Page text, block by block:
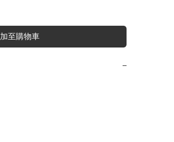
加至購物車
−